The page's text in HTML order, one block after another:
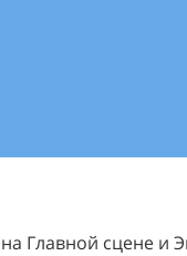
Главной сцене и